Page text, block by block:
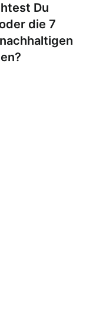
Du
die 7